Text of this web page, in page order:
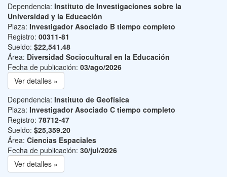
Dependencia: Instituto de Investigaciones sobre la
Universidad y la Educación
Plaza: Investigador Asociado B tiempo completo
Registro: 00311-81
Sueldo: $22,541.48
Área: Diversidad Sociocultural en la Educación
Fecha de publicación: 03/ago/2026
Ver detalles »
Dependencia: Instituto de Geofísica
Plaza: Investigador Asociado C tiempo completo
Registro: 78712-47
Sueldo: $25,359.20
Área: Ciencias Espaciales
Fecha de publicación: 30/jul/2026
Ver detalles »